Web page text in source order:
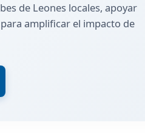
de Leones locales, apoyar
amplificar el impacto de